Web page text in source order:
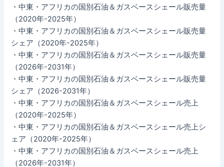
・中東・アフリカの国別石油＆ガスベースシェール販売量
（2020年-2025年）
・中東・アフリカの国別石油＆ガスベースシェール販売量
シェア（2020年-2025年）
・中東・アフリカの国別石油＆ガスベースシェール販売量
（2026年-2031年）
・中東・アフリカの国別石油＆ガスベースシェール販売量
シェア（2026-2031年）
・中東・アフリカの国別石油＆ガスベースシェール売上
（2020年-2025年）
・中東・アフリカの国別石油＆ガスベースシェール売上シ
ェア（2020年-2025年）
・中東・アフリカの国別石油＆ガスベースシェール売上
（2026年-2031年）